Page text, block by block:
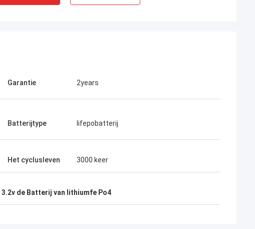
Garantie 2years
Batterijtype lifepobatterij
Het cyclusleven 3000 keer
3.2v de Batterij van lithiumfe Po4